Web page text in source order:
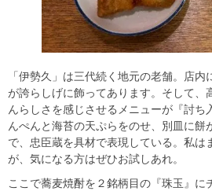
「伊勢久」は三代続く地元の老舗。店
が誇らしげに飾ってあります。そして、
んらしさを感じさせるメニューが『討ち
んぺんと海苔の天ぷらをのせ、別皿に餅
で、忠臣蔵を具材で表現している。私は
が、気になる方はぜひお試しあれ。
ここで蕎麦焼酎を２銘柄目の『珠玉』に